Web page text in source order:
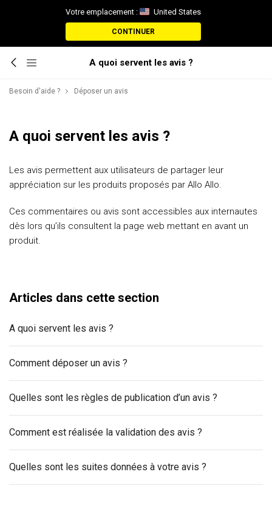
Votre emplacement : United States
CONTINUER
A quoi servent les avis ?
Besoin d'aide ? Déposer un avis
A quoi servent les avis ?
Les avis permettent aux utilisateurs de partager leur
appréciation sur les produits proposés par Allo Allo.
Ces commentaires ou avis sont accessibles aux internautes
dès lors qu’ils consultent la page web mettant en avant un
produit.
Articles dans cette section
A quoi servent les avis ?
Comment déposer un avis ?
Quelles sont les règles de publication d’un avis ?
Comment est réalisée la validation des avis ?
Quelles sont les suites données à votre avis ?